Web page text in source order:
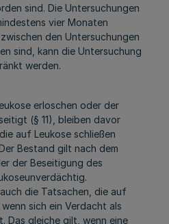
sind. Die Untersuchungen
vier Monaten
den Untersuchungen
sind, kann die Untersuchung
werden.
erloschen oder der
(§ 11), bleiben davor
auf Leukose schließen
Bestand gilt nach dem
der Beseitigung des
die Tatsachen, die auf
sich ein Verdacht als
Das gleiche gilt, wenn eine